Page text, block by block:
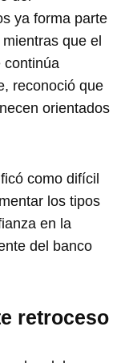
ya forma parte
que el
continúa
reconoció que
orientados
como difícil
los tipos
en la
del banco
retroceso